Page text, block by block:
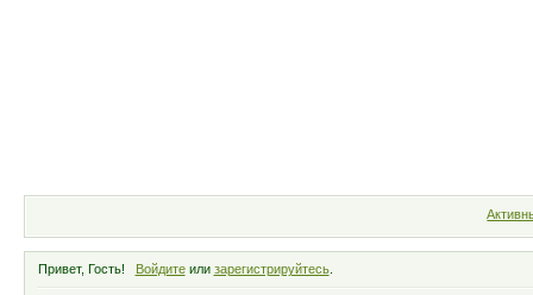
Привет, Гость! Войдитеили зарегистрируйтесь.